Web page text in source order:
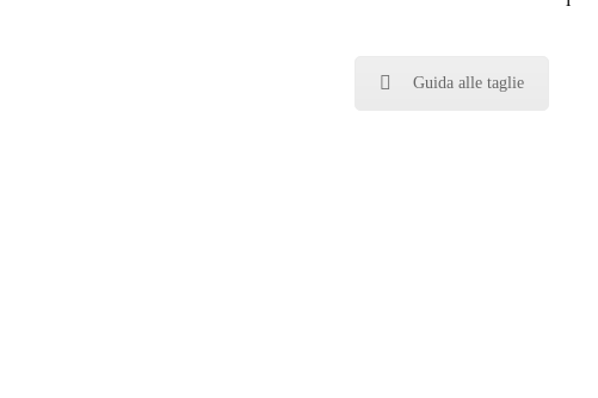
Guida alle taglie